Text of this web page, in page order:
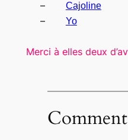
– Cajoline
– Yo
Merci à elles deux